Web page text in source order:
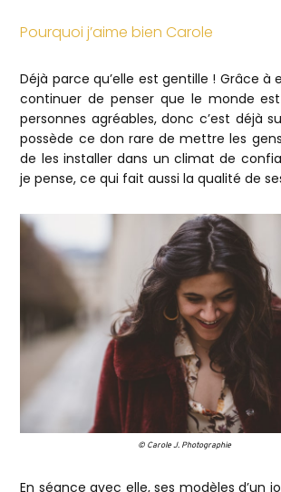
Pourquoi j’aime bien Carole
Déjà parce qu’elle est gentille ! Grâce à
continuer de penser que le monde
personnes agréables, donc c’est déjà
possède ce don rare de mettre les
de les installer dans un climat de
je pense, ce qui fait aussi la qualité de
© Carole J. Photographie
En séance avec elle, ses modèles d’un